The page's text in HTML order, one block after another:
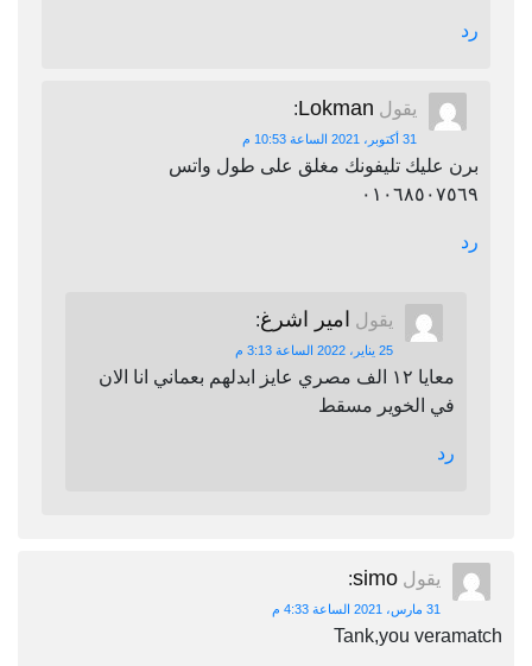
رد
يقول Lokman
:
31 أكتوبر، 2021 الساعة 10:53 م
برن عليك تليفونك مغلق على طول واتس
٠١٠٦٨٥٠٧٥٦٩
رد
يقول امير اشرغ:
25 يناير، 2022 الساعة 3:13 م
معايا ١٢ الف مصري عايز ابدلهم بعماني انا الان
في الخوير مسقط
رد
يقول simo
:
31 مارس، 2021 الساعة 4:33 م
Tank,you veramatch